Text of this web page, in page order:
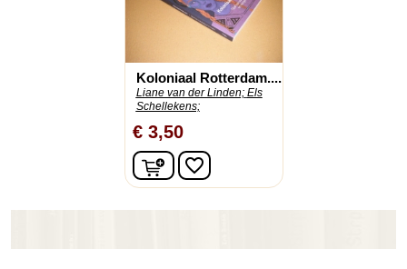
Koloniaal Rotterdam....
Liane van der Linden; Els
Schellekens;
€ 3,50
In winkelwagen
favorite_border